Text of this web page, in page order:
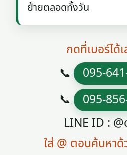
ย้ายตลอดทั้งวัน
กดที่เบอร์ได้
📞 095-
📞 095-
LINE ID :
ใส่ @ ตอนค้นหา